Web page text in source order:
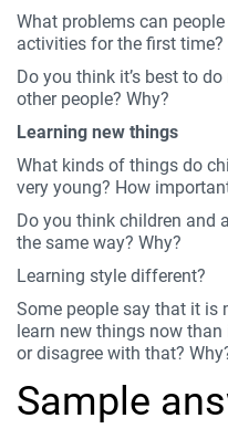
What problems can
activities for the first time?
Do you think it’s best to
other people? Why?
Learning new things
What kinds of things do
very young? How
Do you think children and
the same way? Why?
Learning style different?
Some people say that it is
learn new things now
or disagree with that?
Sample